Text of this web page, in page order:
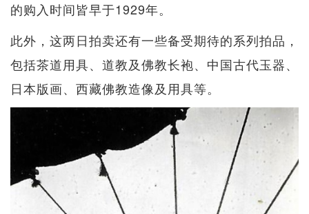
的购入时间皆早于1929年。
此外，这两日拍卖还有一些备受期待的系列拍品，
包括茶道用具、道教及佛教长袍、中国古代玉器、
日本版画、西藏佛教造像及用具等。